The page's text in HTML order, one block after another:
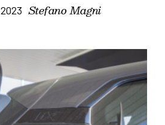
Stefano Magni